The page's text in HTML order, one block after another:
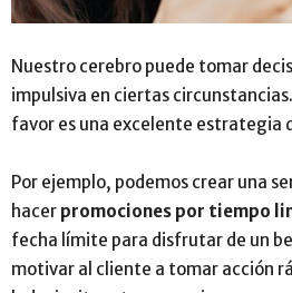
Nuestro cerebro puede tomar
impulsiva en ciertas
favor es una excelente estrategia
Por ejemplo, podemos crear una
hacer promociones por tiempo
fecha límite para disfrutar de un
motivar al cliente a tomar acción